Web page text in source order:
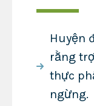
Huyện
rằng
thực
ngừng.